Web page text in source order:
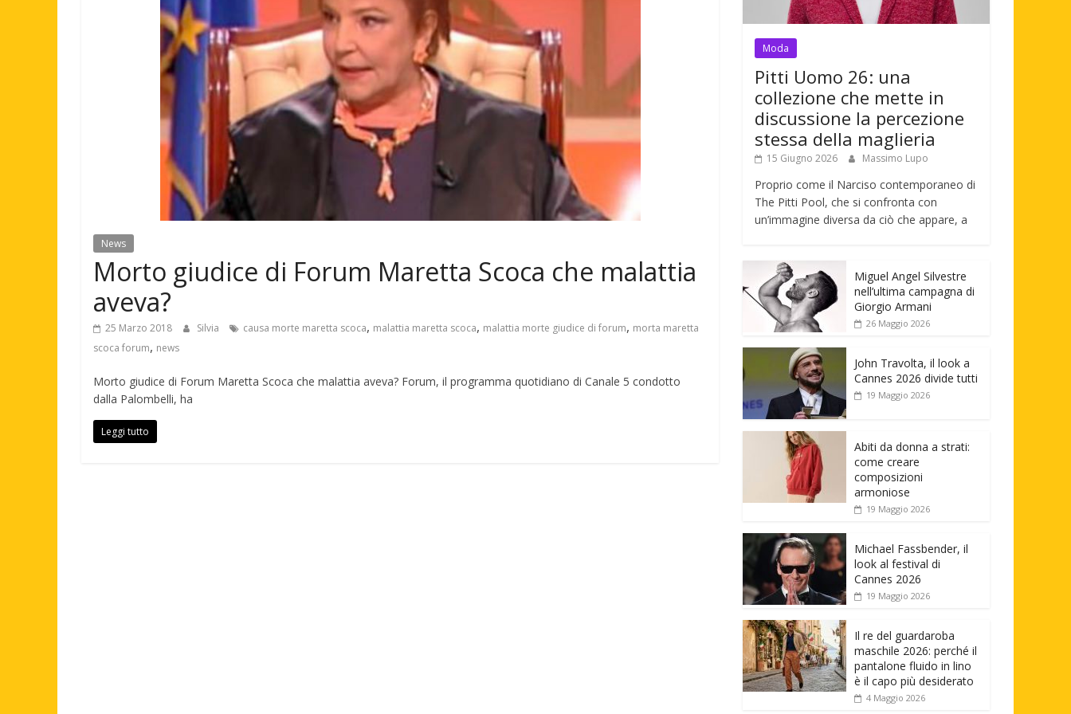
News
Morto giudice di Forum Maretta Scoca che malattia
aveva?
25 Marzo 2018 Silvia causa morte maretta scoca, malattia maretta scoca, malattia morte giudice di forum, morta maretta
scoca forum, news
Morto giudice di Forum Maretta Scoca che malattia aveva? Forum, il programma quotidiano di Canale 5 condotto
dalla Palombelli, ha
Leggi tutto
Moda
Pitti Uomo 26: una
collezione che mette in
discussione la percezione
stessa della maglieria
15 Giugno 2026 Massimo Lupo
Proprio come il Narciso contemporaneo di
The Pitti Pool, che si confronta con
un’immagine diversa da ciò che appare, a
Miguel Angel Silvestre
nell’ultima campagna di
Giorgio Armani
26 Maggio 2026
John Travolta, il look a
Cannes 2026 divide tutti
19 Maggio 2026
Abiti da donna a strati:
come creare
composizioni
armoniose
19 Maggio 2026
Michael Fassbender, il
look al festival di
Cannes 2026
19 Maggio 2026
Il re del guardaroba
maschile 2026: perché il
pantalone fluido in lino
è il capo più desiderato
4 Maggio 2026